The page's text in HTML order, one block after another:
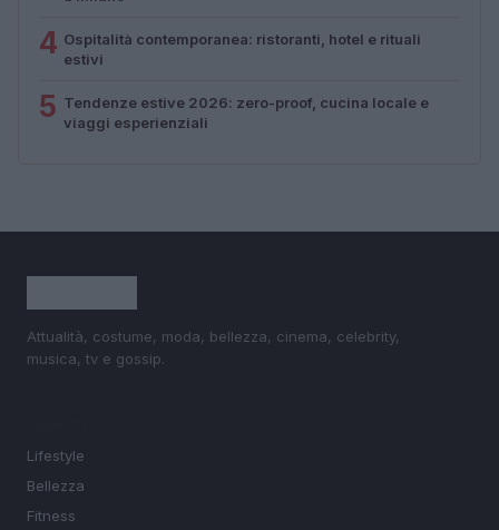
4 Ospitalità contemporanea: ristoranti, hotel e rituali
estivi
5 Tendenze estive 2026: zero-proof, cucina locale e
viaggi esperienziali
Attualità, costume, moda, bellezza, cinema, celebrity,
musica, tv e gossip.
Lifestyle
Bellezza
Fitness